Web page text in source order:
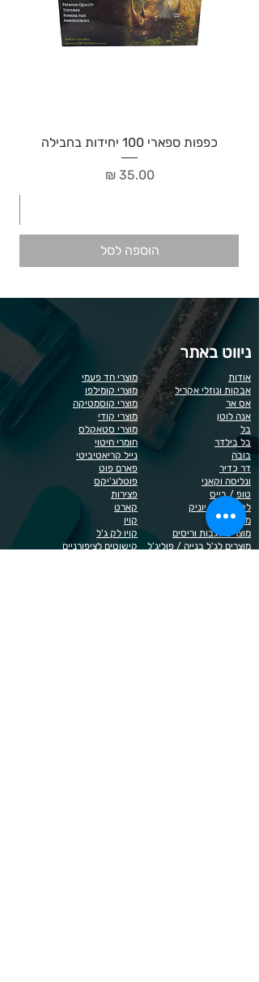
כפפות ספארי 100 יחידות בחבילה
מחיר‏35.00 ‏₪
הוספה לסל
ניווט באתר
מוצרי חד פעמי
מוצרי קומילפו
מוצרי קוסמטיקה
מוצרי קודי
מוצרי סטאקלס
חומרי חיטוי
נייל קריאטיביטי
פארם פוט
פוטלוג'יקס
פצירות
קארט
קויו
קויו לק ג'ל
קישוטים לציפורניים
אודות
אבקות ונוזלי אקריל
אס אר
אנה לוטן
בל
בל בילדר
בובה
דר כדיר
ונליסה וקאני
טופ / בייס
לק רגיל לה יוניק
מבצעים
מוצרים לגבות וריסים
מוצרים לג'ל בנייה / פוליג'ל